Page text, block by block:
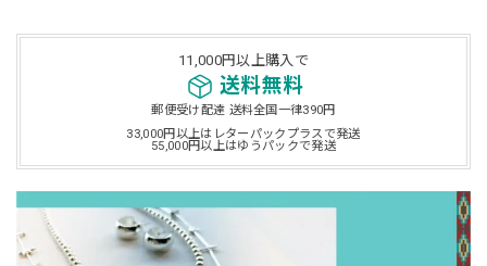
11,000円以上購入で
送料無料
郵便受け配達 送料全国一律390円
33,000円以上はレターパックプラスで発送
55,000円以上はゆうパックで発送